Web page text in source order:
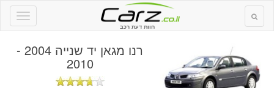
חוות דעת רכב
רנו מגאן יד שנייה 2004 -
2010